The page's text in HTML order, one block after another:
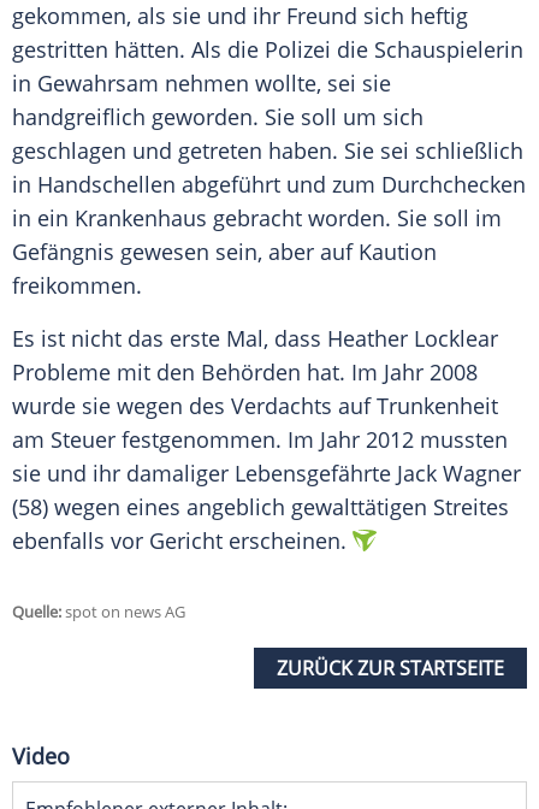
gekommen, als sie und ihr Freund sich heftig
gestritten hätten. Als die Polizei die Schauspielerin
in Gewahrsam nehmen wollte, sei sie
handgreiflich geworden. Sie soll um sich
geschlagen und getreten haben. Sie sei schließlich
in Handschellen abgeführt und zum Durchchecken
in ein Krankenhaus gebracht worden. Sie soll im
Gefängnis gewesen sein, aber auf Kaution
freikommen.
Es ist nicht das erste Mal, dass Heather Locklear
Probleme mit den Behörden hat. Im Jahr 2008
wurde sie wegen des Verdachts auf Trunkenheit
am Steuer festgenommen. Im Jahr 2012 mussten
sie und ihr damaliger Lebensgefährte Jack Wagner
(58) wegen eines angeblich gewalttätigen Streites
ebenfalls vor Gericht erscheinen.
Quelle:spot on news AG
ZURÜCK ZUR STARTSEITE
Video